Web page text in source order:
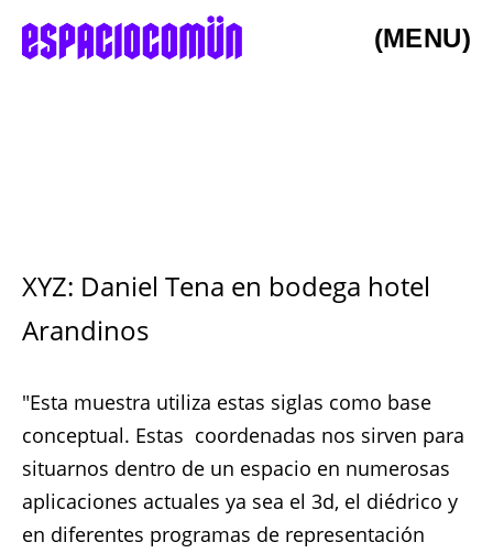
(MENU)
XYZ: Daniel Tena en bodega hotel
Arandinos
"Esta muestra utiliza estas siglas como base
conceptual. Estas coordenadas nos sirven para
situarnos dentro de un espacio en numerosas
aplicaciones actuales ya sea el 3d, el diédrico y
en diferentes programas de representación